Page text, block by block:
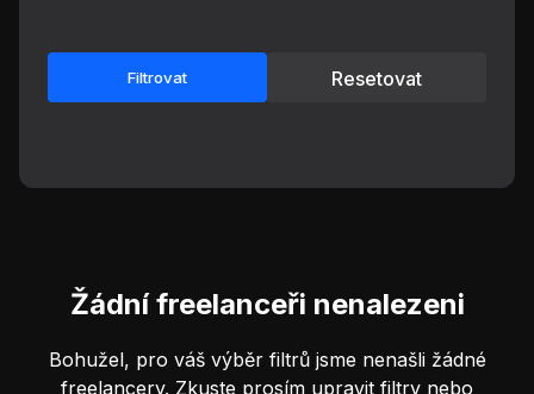
Filtrovat Resetovat
Žádní freelanceři nenalezeni
Bohužel, pro váš výběr filtrů jsme nenašli žádné
freelancery. Zkuste prosím upravit filtry nebo